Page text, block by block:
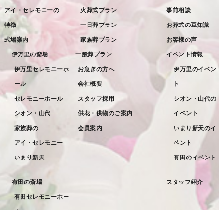
2022年9月
2022年8月
2022年7月
2022年6月
2022年5月
2022年4月
2022年1月
2021年11月
2021年10月
アイ・セレモニーの
特徴
式場案内
伊万里の斎場
伊万里セレモニーホ
ール
セレモニーホール
シオン・山代
家族葬の
アイ・セレモニー
いまり新天
有田の斎場
有田セレモニーホー
火葬式プラン
一日葬プラン
家族葬プラン
一般葬プラン
お急ぎの方へ
会社概要
スタッフ採用
供花・供物のご案内
会員案内
事前相談
お葬式の豆知識
お客様の声
イベント情報
伊万里のイベン
ト
シオン・山代の
イベント
いまり新天のイ
ベント
有田のイベント
スタッフ紹介